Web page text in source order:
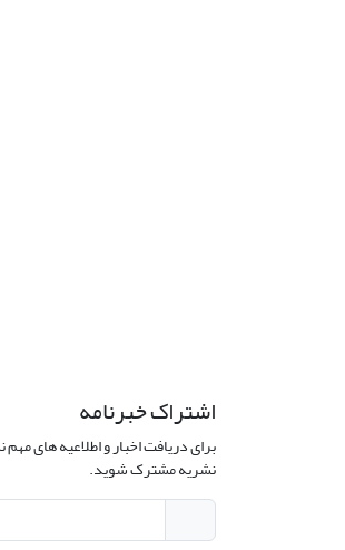
اشتراک خبرنامه
برای دریافت اخبار و اطلاعیه های
نشریه مشترک شوید.